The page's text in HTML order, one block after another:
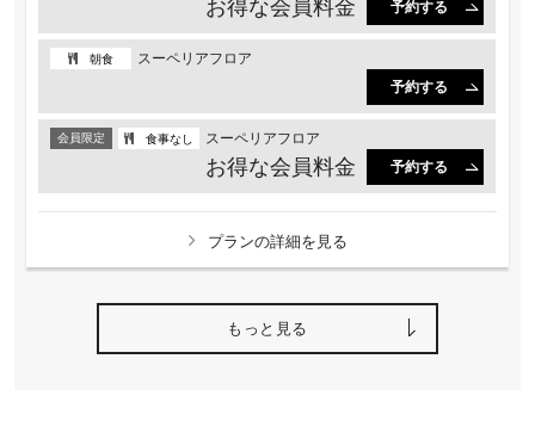
お得な会員料⾦ 予約する
朝食
スーペリアフロア
予約する
会員限定 食事なし スーペリアフロア
お得な会員料⾦ 予約する
プランの詳細を見る
もっと見る